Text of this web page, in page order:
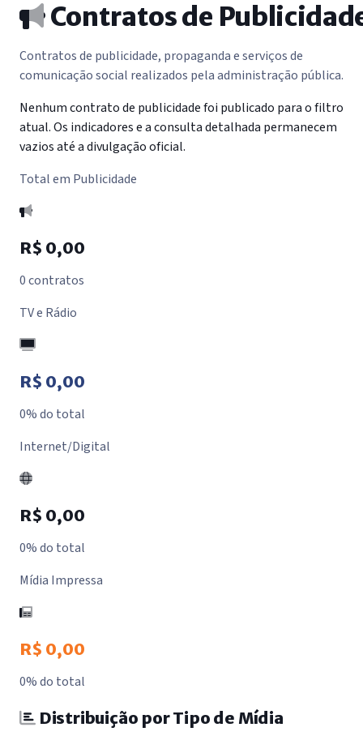
Contratos de
Contratos de publicidade, propaganda e serviços de
comunicação social realizados pela administração pública.
Nenhum contrato de publicidade foi publicado para o filtro
atual. Os indicadores e a consulta detalhada permanecem
vazios até a divulgação oficial.
Total em Publicidade
R$ 0,00
0 contratos
TV e Rádio
R$ 0,00
0% do total
Internet/Digital
R$ 0,00
0% do total
Mídia Impressa
R$ 0,00
0% do total
Distribuição por Tipo de Mídia